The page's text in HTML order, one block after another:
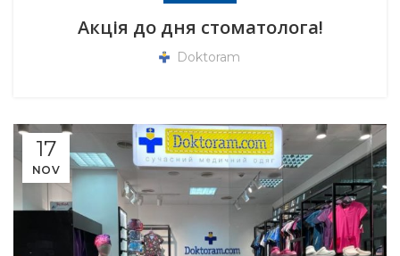
Акція до дня стоматолога!
Doktoram
17
NOV